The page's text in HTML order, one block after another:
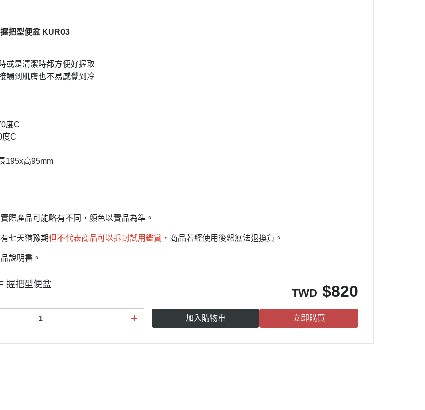
把型便盆 KUR03
或是清潔時都方便好握取
觸到肌膚也不易感覺到冷
度C
度C
195x高95mm
際產品可能略有不同，顏色以實品為準。
七天猶豫期但不代表商品可以拆封試用鑑賞 ，商品若經使用後恕無法退換貨。
說明書。
握把型便盆
TWD $820
加入購物車 立即購買